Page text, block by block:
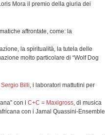
Mora il premio della giuria dei
affrontate, come: la
la spiritualità, la tutela delle
molto particolare di “Wolf Dog
Sergio Billi, i laboratori mattutini per
con i C+C = Maxigross, di musica
con i Jamal Quassini-Ensemble